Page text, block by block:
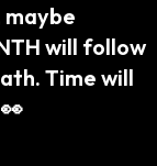
maybe
will follow
Time will